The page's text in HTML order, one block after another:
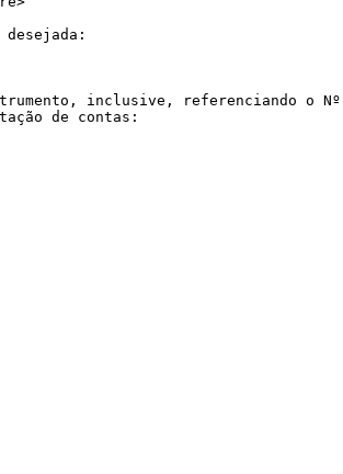
inclusive, referenciando o Nº
de contas: